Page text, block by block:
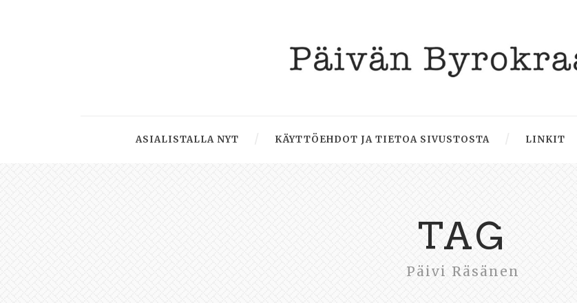
ASIALISTALLA NYT KÄYTTÖEHDOT JA TIETOA SIVUSTOSTA LINKIT
TAG
Päivi Räsänen